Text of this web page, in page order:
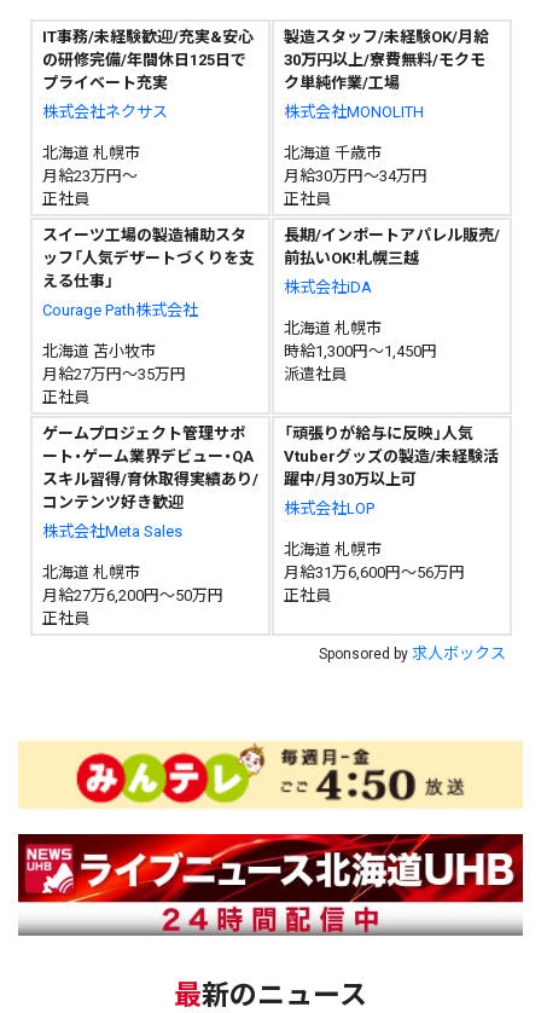
IT事務/未経験歓迎/充実&安心
の研修完備/年間休日125日で
プライベート充実
株式会社ネクサス
北海道 札幌市
月給23万円～
正社員
製造スタッフ/未経験OK/月給
30万円以上/寮費無料/モクモ
ク単純作業/工場
株式会社MONOLITH
北海道 千歳市
月給30万円～34万円
正社員
スイーツ工場の製造補助スタ
ッフ「人気デザートづくりを支
える仕事」
Courage Path株式会社
北海道 苫小牧市
月給27万円～35万円
正社員
長期/インポートアパレル販売/
前払いOK!札幌三越
株式会社iDA
北海道 札幌市
時給1,300円～1,450円
派遣社員
ゲームプロジェクト管理サポ
ート・ゲーム業界デビュー・QA
スキル習得/育休取得実績あり/
コンテンツ好き歓迎
株式会社Meta Sales
北海道 札幌市
月給27万6,200円～50万円
正社員
「頑張りが給与に反映」人気
Vtuberグッズの製造/未経験活
躍中/月30万以上可
株式会社LOP
北海道 札幌市
月給31万6,600円～56万円
正社員
Sponsored by 求人ボックス
最新のニュース